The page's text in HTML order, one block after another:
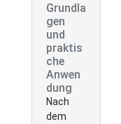
Grundla
gen
und
praktis
che
Anwen
dung
Nach
dem